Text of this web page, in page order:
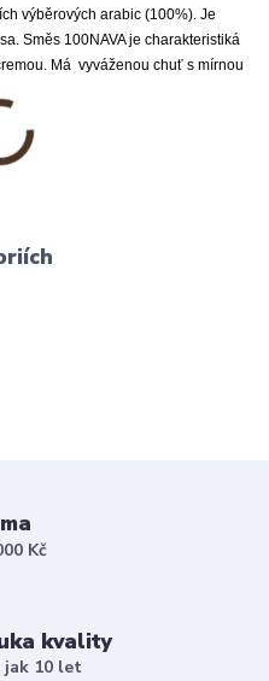
výběrových arabic (100%). Je
Směs 100NAVA je charakteristiká
Má vyváženou chuť s mírnou
Kč
kvality
jak 10 let